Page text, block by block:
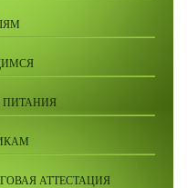
ПИТАНИЯ
АТТЕСТАЦИЯ